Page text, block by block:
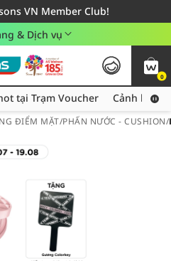
VN Member Club!
cho đơn hàng từ 249,000Đ
dụng khu vực TP. Hồ Chí Minh
& Dịch vụ
0
Thu thập thêm voucher hot tại Trạm Voucher
tại Trạm Voucher Cảnh báo
ĐIỂM MẶT/PHẤN NƯỚC - CUSHION/